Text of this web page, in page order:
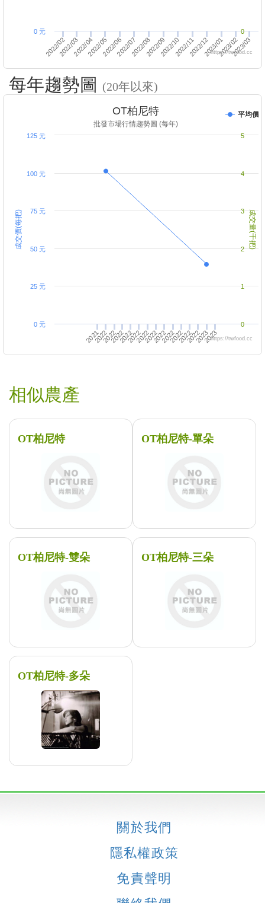
2022/022022/032022/042022/052022/062022/072022/082022/092022/102022/112022/122023/012023/022023/03
0 元 0
https://twfood.cc
每年趨勢圖 (20年以來)
成交價(每把) 成交量(千把)
OT柏尼特
批發市場行情趨勢圖 (每年)
平均價
202120222022202220222022202220222022202220222022202220232023
0 元
25 元
50 元
75 元
100 元
125 元
0
1
2
3
4
5
https://twfood.cc
相似農產
OT柏尼特 OT柏尼特-單朵
OT柏尼特-雙朵 OT柏尼特-三朵
OT柏尼特-多朵
關於我們
隱私權政策
免責聲明